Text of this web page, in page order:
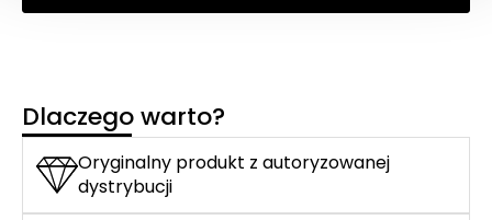
Dlaczego warto?
Oryginalny produkt z autoryzowanej
dystrybucji